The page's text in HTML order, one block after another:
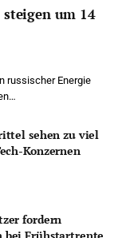
steigen um 14
russischer Energie
sehen zu viel
Konzernen
fordern